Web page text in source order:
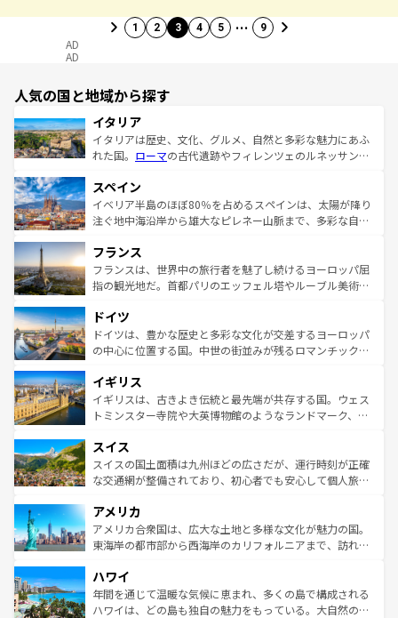
1 2 3 4 5 … 9
AD
AD
人気の国と地域から探す
イタリア
イタリアは歴史、文化、グルメ、自然と多彩な魅力にあふ
れた国。 ローマの古代遺跡やフィレンツェのルネッサンス
ろん、トスカーナの美しい田園風景やアマルフィ海岸の絶
景など、自然景観も見逃せない。観光の合間には、本場の
ピザやパスタなど、絶品のイタリア料理を堪能することも
ませてくれるイタリアで、忘れられない旅をしてみよう！
なお、新着のイタリア情報はコンテンツ一覧 を参照してほ
しい。
スペイン
イベリア半島のほぼ80％を占めるスペインは、太陽が降り
注ぐ地中海沿岸から雄大なピレネー山脈まで、多彩な自然
文化が根付くこの国では、情熱的なフラメンコ、熱気あふ
れる闘牛、そして美味しいタパスが生活の一部となってい
る。首都マドリードの洗練された雰囲気や、バルセロナの
の城塞都市、穏やかなビーチリゾートまで多彩な表情を見
せる。地方によって風土や気候が異なるスペインはその個
性で訪れる人を魅了する。 なお、新着のスペイン情報はコ
フランス
フランスは、世界中の旅行者を魅了し続けるヨーロッパ屈
指の観光地だ。首都パリのエッフェル塔やルーブル美術館
で、幅広い魅力が詰まっている。華麗な宮殿、歴史的な大
聖堂、美しいビーチ、そして豊かな自然が、訪れる者を心
から魅了する。また、フランスは美食の国としても知ら
いる。シャンパンの発祥地であるランス、プロヴァンスの
香り高いラベンダー畑など、多彩な楽しみ方が可能だ。さ
らに、パリ以外の地域にも魅力が溢れており、どの街角に
れる地方に足を運ぶとそれぞれで全く異なる文化を体験で
きるだろう。 なお、新着のフランス情報はコンテンツ一覧
を参照してほしい。
ドイツ
ドイツは、豊かな歴史と多彩な文化が交差するヨーロッパ
の中心に位置する国。中世の街並みが残るロマンチック街
顔を持つこの国は、どこを歩いても飽きることがない。ベ
ルリンの文化的活気、バイエルン州のアルプスの絶景、そ
してライン川沿いのワイン畑といった風景は必見。ビール
は、お酒好きな人にはぜひ体験してほしい。 なお、新着の
ドイツ情報はコンテンツ一覧を参照してほしい。
イギリス
イギリスは、古きよき伝統と最先端が共存する国。ウェス
トミンスター寺院や大英博物館のようなランドマーク、歴
リアごとに異なる魅力がある。また、優雅なアフタヌーン
ティー、ビール好きにはたまらない英国パブ、サッカー観
戦など、本場だからこそできる体験も豊富。イギリスを旅
ンツ一覧を参照してほしい。
スイス
スイスの国土面積は九州ほどの広さだが、運行時刻が正確
な交通網が整備されており、初心者でも安心して個人旅行
の建物がそのまま残る町や、スイスならではのユニークな
博物館もあり、アルプス観光だけでなく町歩きも満喫する
ことができる。国民の所得が高いため物価も高いが、旅行
ば市内交通費無料で観光を楽しむこともできる。 なお、新
着のスイス情報はコンテンツ一覧 を参照してほしい。
アメリカ
アメリカ合衆国は、広大な土地と多様な文化が魅力の国。
東海岸の都市部から西海岸のカリフォルニアまで、訪れる
のような巨大都市は、観光、ショッピング、エンターテイ
ンメントが詰まった刺激的なスポットだ。一方、アメリカ
西部には大自然が広がり、グランドキャニオンやイエロー
ハワイ
年間を通じて温暖な気候に恵まれ、多くの島で構成される
ハワイは、どの島も独自の魅力をもっている。大自然の神